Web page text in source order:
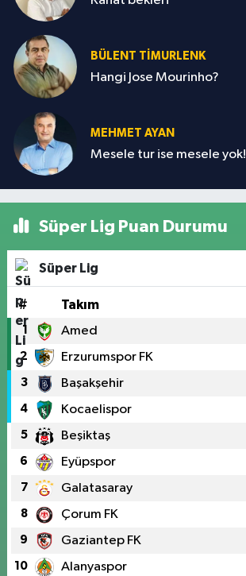
BÜLENT TIMURLENK
Hangi Jose Mourinho?
MEHMET AYAN
Mesele tur ise mesele yok!
Süper Lig Puan Durumu
Süper Lig
# Takım
1 Amed
2 Erzurumspor FK
3 Başakşehir
4 Kocaelispor
5 Beşiktaş
6 Eyüpspor
7 Galatasaray
8 Çorum FK
9 Gaziantep FK
10 Alanyaspor